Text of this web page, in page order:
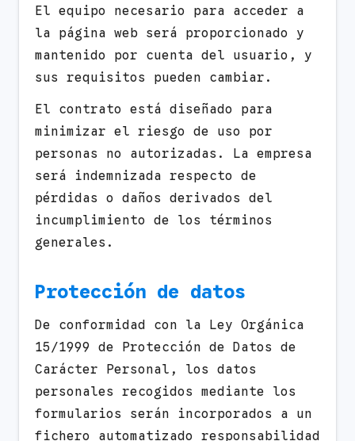
El equipo necesario para acceder a
la página web será proporcionado y
mantenido por cuenta del usuario, y
sus requisitos pueden cambiar.
El contrato está diseñado para
minimizar el riesgo de uso por
personas no autorizadas. La empresa
será indemnizada respecto de
pérdidas o daños derivados del
incumplimiento de los términos
generales.
Protección de datos
De conformidad con la Ley Orgánica
15/1999 de Protección de Datos de
Carácter Personal, los datos
personales recogidos mediante los
formularios serán incorporados a un
fichero automatizado responsabilidad